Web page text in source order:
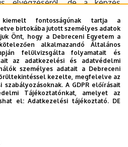
elvégzéséről, de a képzés
fenntartjuk. További
hozzánk a
e-mail címen vagy a következő
444/ 88146 mellék.
fontosságúnak tartja a
birtokába jutott személyes adatok
Önt, hogy a Debreceni Egyetem a
alkalmazandó Általános
felülvizsgálta folyamatait és
az adatkezelési és adatvédelmi
személyes adatait a Debreceni
kezelte, megfelelve az
A GDPR előírásait
Tájékoztatónkat, amelyet az
el:Adatkezelési tájékoztató. DE